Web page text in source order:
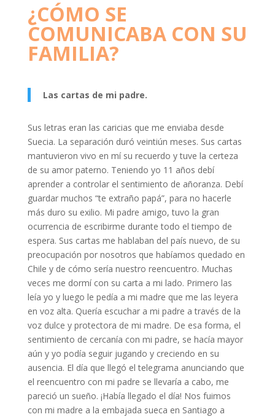
¿CÓMO SE
COMUNICABA CON SU
FAMILIA?
Las cartas de mi padre.
Sus letras eran las caricias que me enviaba desde
Suecia. La separación duró veintiún meses. Sus cartas
mantuvieron vivo en mí su recuerdo y tuve la certeza
de su amor paterno. Teniendo yo 11 años debí
aprender a controlar el sentimiento de añoranza. Debí
guardar muchos “te extraño papá”, para no hacerle
más duro su exilio. Mi padre amigo, tuvo la gran
ocurrencia de escribirme durante todo el tiempo de
espera. Sus cartas me hablaban del país nuevo, de su
preocupación por nosotros que habíamos quedado en
Chile y de cómo sería nuestro reencuentro. Muchas
veces me dormí con su carta a mi lado. Primero las
leía yo y luego le pedía a mi madre que me las leyera
en voz alta. Quería escuchar a mi padre a través de la
voz dulce y protectora de mi madre. De esa forma, el
sentimiento de cercanía con mi padre, se hacía mayor
aún y yo podía seguir jugando y creciendo en su
ausencia. El día que llegó el telegrama anunciando que
el reencuentro con mi padre se llevaría a cabo, me
pareció un sueño. ¡Había llegado el día! Nos fuimos
con mi madre a la embajada sueca en Santiago a